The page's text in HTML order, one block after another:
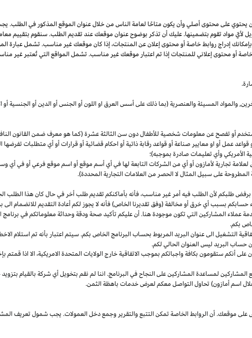
يحتوي على محتوى أصلي وأن يكون متاحًا لعامة الناس من خلال عنوان الموقع المذكور في الطلب.
لأيّ مواد تقوم بتضمينها. عليك أن تذكر بوضوح عنوان موقعك عند تقديم الطلب. سنقوم بتقييم
إدراج روابط خاصة أو محتوى إعلان عن المنتجات، إذا كان موقعك غير مناسب. تشمل عبارة
أو محتوى إعلاني للمنتجات إذا تم اعتبار موقعك غير مناسب. تشمل المواقع التي تُعتبر غير
والمواد المسيئة والعنصرية (بما ذلك على أسس العرق او اللون أو الجنس أو الدين أو الجنسية
أو تفصح عن معلومات شخصية للأطفال دون سن الثالثة عشرة (كما هو معرف ضمن القانون
عمل أو او معايير صناعة أو قواعد رقابة ذاتية أو احكام قضائية أو قرارات أو أي متطلبات
الأمريكي وأي تعليمات صادرة بموجبه)؛
تجارية لأمازون أو أي من الشركات التابعة لها في أي أسم موقع أو اسم موقع فرعي أو في أي
على سبيل المثال لا الحصر من العلامات التجارية المحددة).
طلبكم لأن الطلب فيه أمر غير مناسب،فأنه بأماكنكم تقديم طلب أخر في حال كان هذا
الخاص)فأنه لا يجوز لكم أعادة التقديم للانضمام
عملاء المشاركين التي تكون موجودة هنا. أن عليكم تأكيد صحة ودقة وحداثة معلوماتكم في برنامج
بكم.
التشغيل الى عنوان البريد المربوط بحساب البرنامج الخاص بكم. سيتم اعتبار بأنه تم استلام
حساب البريد ليس العنوان الحالي لكم.
على أنكم ستقومون بكافة واجباتكم بموجب الاتفاقيةخارج الولايات المتحدة الامريكية، الا اذا قمتم
المشاركين لمساعدة المشاركين على النجاح في البرنامج. اننا لم نقم بتخويل أي شركة بالقيام
اسم أمازون) تحاول التواصل معكم لعرض خدمات باهظة الثمن.
على موقعك. أن الروابط الخاصة تمكن التتبع والتقرير وجمع دخل العمولات. يجب شمول تعريف